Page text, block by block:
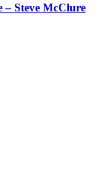
Steve McClure